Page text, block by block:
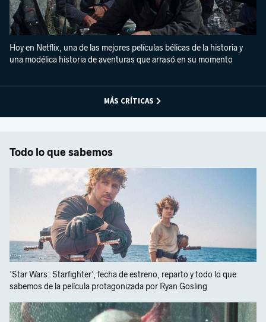
Hoy en Netflix, una de las mejores películas bélicas de la historia y
una modélica historia de aventuras que arrasó en su momento
MÁS CRÍTICAS
Todo lo que sabemos
'Star Wars: Starfighter', fecha de estreno, reparto y todo lo que
sabemos de la película protagonizada por Ryan Gosling